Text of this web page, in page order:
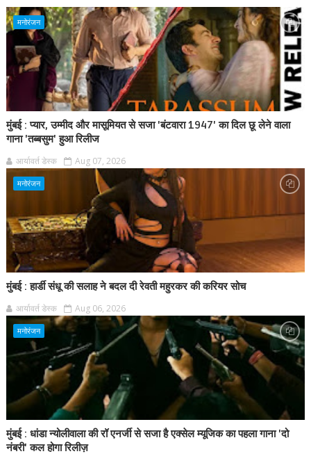
मनोरंजन
मुंबई : प्यार, उम्मीद और मासूमियत से सजा 'बंटवारा 1947' का दिल छू लेने वाला
गाना 'तब्बसुम' हुआ रिलीज
आर्यावर्त डेस्क Aug 07, 2026
मनोरंजन
मुंबई : हार्डी संधू की सलाह ने बदल दी रेवती महुरकर की करियर सोच
आर्यावर्त डेस्क Aug 06, 2026
मनोरंजन
मुंबई : धांडा न्योलीवाला की रॉ एनर्जी से सजा है एक्सेल म्यूजिक का पहला गाना 'दो
नंबरी' कल होगा रिलीज़